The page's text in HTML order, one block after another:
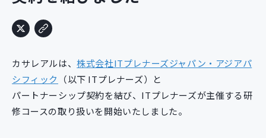
システム構築支援
研修サービス
定型コース 新入社員コース
カスタマイズコース 教材購入
カサレアルは、株式会社ITプレナーズジャパン・アジアパ
シフィック
（以下 ITプレナーズ）と
パートナーシップ契約を結び、ITプレナーズが主催する研
修コースの取り扱いを開始いたしました。